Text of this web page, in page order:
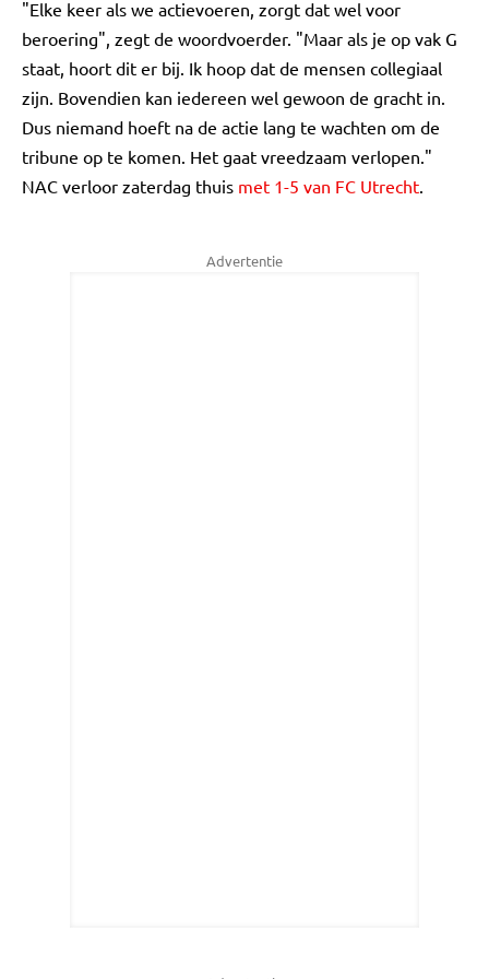
"Elke keer als we actievoeren, zorgt dat wel voor
beroering", zegt de woordvoerder. "Maar als je op vak G
staat, hoort dit er bij. Ik hoop dat de mensen collegiaal
zijn. Bovendien kan iedereen wel gewoon de gracht in.
Dus niemand hoeft na de actie lang te wachten om de
tribune op te komen. Het gaat vreedzaam verlopen."
NAC verloor zaterdag thuis met 1-5 van FC Utrecht.
Advertentie